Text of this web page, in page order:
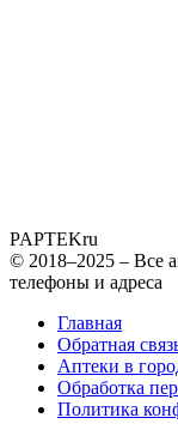
PAPTEKru
© 2018–2025 – Все
телефоны и адреса
Главная
Обратная
Аптеки в
Обработка
Политика